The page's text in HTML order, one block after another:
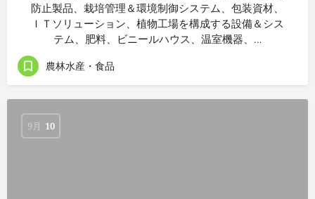
防止製品、栽培管理＆環境制御システム、包装資材、
ＩＴソリューション、植物工場を構成する設備＆シス
テム、肥料、ビニールハウス、温室機器、…
農林水産・食品
9月 10